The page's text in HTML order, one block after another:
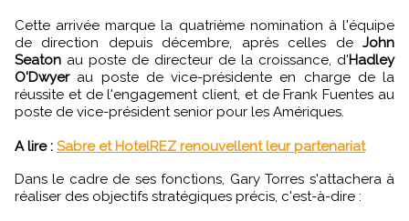
Cette arrivée marque la quatrième nomination à l'équipe
de direction depuis décembre, après celles de John
Seaton au poste de directeur de la croissance, d'Hadley
O'Dwyerau poste de vice-présidente en charge de la
réussite et de l'engagement client, et de Frank Fuentes au
poste de vice-président senior pour les Amériques.
A lire : Sabre et HotelREZ renouvellent leur partenariat
Dans le cadre de ses fonctions, Gary Torres s'attachera à
réaliser des objectifs stratégiques précis, c'est-à-dire :